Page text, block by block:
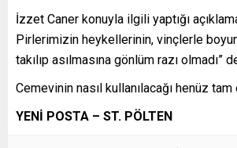
İzzet Caner konuyla ilgili yaptığı
Pirlerimizin heykellerinin, vinçlerle
takılıp asılmasına gönlüm razı olmadı”
Cemevinin nasıl kullanılacağı henüz
YENİ POSTA – ST. PÖLTEN